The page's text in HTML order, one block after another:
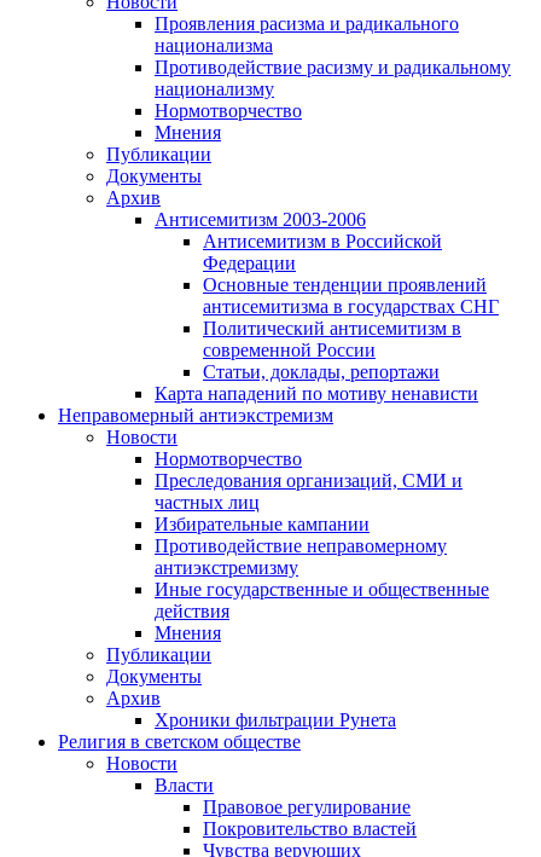
Проявления расизма и радикального
национализма
Противодействие расизму и радикальному
национализму
Нормотворчество
Мнения
Публикации
Документы
Архив
Антисемитизм 2003-2006
Антисемитизм в Российской
Федерации
Основные тенденции проявлений
антисемитизма в государствах СНГ
Политический антисемитизм в
современной России
Статьи, доклады, репортажи
Карта нападений по мотиву ненависти
Неправомерный антиэкстремизм
Новости
Нормотворчество
Преследования организаций, СМИ и
частных лиц
Избирательные кампании
Противодействие неправомерному
антиэкстремизму
Иные государственные и общественные
действия
Мнения
Публикации
Документы
Архив
Хроники фильтрации Рунета
Религия в светском обществе
Новости
Власти
Правовое регулирование
Покровительство властей
Чувства верующих